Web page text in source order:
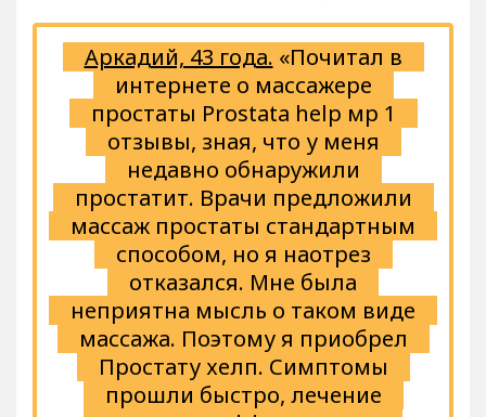
Аркадий, 43 года. «Почитал в
интернете о массажере
простаты Prostata help мр 1
отзывы, зная, что у меня
недавно обнаружили
простатит. Врачи предложили
массаж простаты стандартным
способом, но я наотрез
отказался. Мне была
неприятна мысль о таком виде
массажа. Поэтому я приобрел
Простату хелп. Симптомы
прошли быстро, лечение